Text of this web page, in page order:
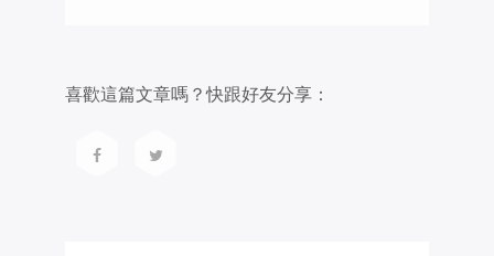
喜歡這篇文章嗎？快跟好友分享：